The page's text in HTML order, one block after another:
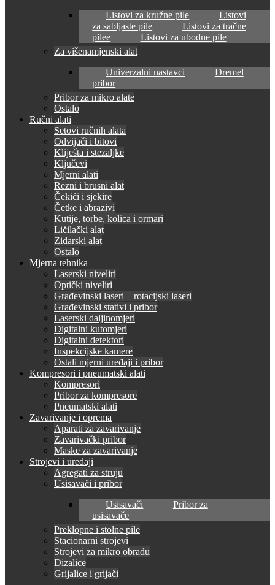
Listovi za kružne pile
Listovi
za sabljaste pile
Listovi za tračne
pilee
Listovi za ubodne pile
Za višenamjenski alat
Univerzalni nastavci
Dremel
pribor
Pribor za mikro alate
Ostalo
Ručni alati
Setovi ručnih alata
Odvijači i bitovi
Kliješta i stezaljke
Ključevi
Mjerni alati
Rezni i brusni alat
Čekići i sjekire
Četke i abrazivi
Kutije, torbe, kolica i ormari
Ličilački alat
Zidarski alat
Ostalo
Mjerna tehnika
Laserski niveliri
Optički niveliri
Građevinski laseri – rotacijski laseri
Građevinski stativi i pribor
Laserski daljinomjeri
Digitalni kutomjeri
Digitalni detektori
Inspekcijske kamere
Ostali mjerni uređaji i pribor
Kompresori i pneumatski alati
Kompresori
Pribor za kompresore
Pneumatski alati
Zavarivanje i oprema
Aparati za zavarivanje
Zavarivački pribor
Maske za zavarivanje
Strojevi i uređaji
Agregati za struju
Usisavači i pribor
Usisavači
Pribor za
usisavače
Preklopne i stolne pile
Stacionarni strojevi
Strojevi za mikro obradu
Dizalice
Grijalice i grijači